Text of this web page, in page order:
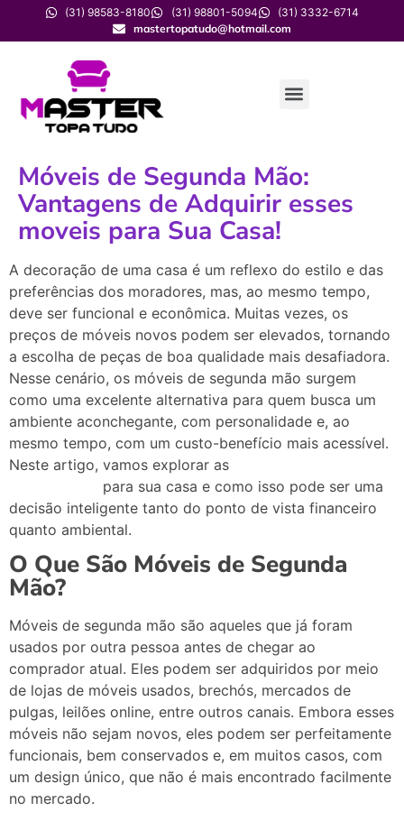
(31) 98583-8180 (31) 98801-5094
(31) 3332-6714
mastertopatudo@hotmail.com
Móveis de Segunda Mão:
Vantagens de Adquirir esses
moveis para Sua Casa!
A decoração de uma casa é um reflexo do estilo e das
preferências dos moradores, mas, ao mesmo tempo,
deve ser funcional e econômica. Muitas vezes, os
preços de móveis novos podem ser elevados, tornando
a escolha de peças de boa qualidade mais desafiadora.
Nesse cenário, os móveis de segunda mão surgem
como uma excelente alternativa para quem busca um
ambiente aconchegante, com personalidade e, ao
mesmo tempo, com um custo-benefício mais acessível.
Neste artigo, vamos explorar as
para sua casa e como isso pode ser uma
decisão inteligente tanto do ponto de vista financeiro
quanto ambiental.
O Que São Móveis de Segunda
Mão?
Móveis de segunda mão são aqueles que já foram
usados por outra pessoa antes de chegar ao
comprador atual. Eles podem ser adquiridos por meio
de lojas de móveis usados, brechós, mercados de
pulgas, leilões online, entre outros canais. Embora esses
móveis não sejam novos, eles podem ser perfeitamente
funcionais, bem conservados e, em muitos casos, com
um design único, que não é mais encontrado facilmente
no mercado.